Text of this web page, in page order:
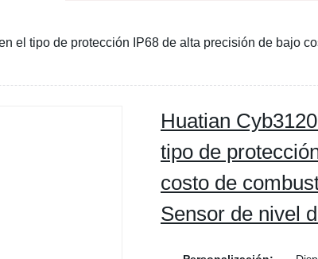
el tipo de protección IP68 de alta precisión de bajo
Huatian
tipo de
costo de
Sensor de nivel